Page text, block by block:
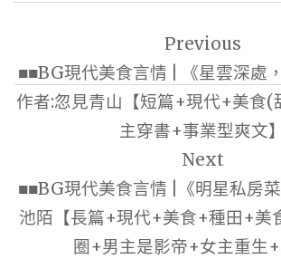
導
覽
Previous
■■BG現代美食言情 | 《星雲深處
作者:忽見青山【短篇+現代+美食
主穿書+事業型爽文】
Next
■■BG現代美食言情 |《明星私房
池陌【長篇+現代+美食+種田+美
圈+男主是影帝+女主重生+